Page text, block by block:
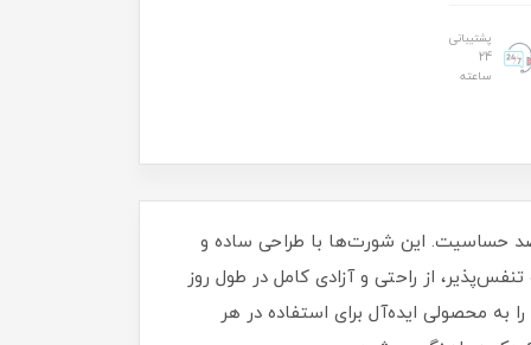
پشتیبانی
24
ساعته
۳ تا ۱۰ سال، ساخته شده از نخ پنبه نرم و ضد حساسیت. این شورت‌ها با طراحی ساده و
از راحتی و آزادی کامل در طول روز
محصولی ایده‌آل برای استفاده در هر